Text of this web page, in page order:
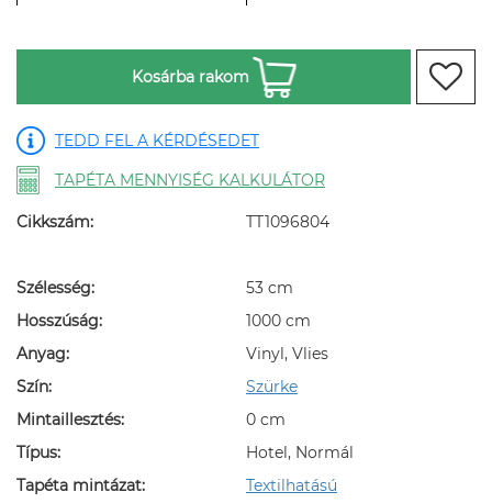
Kosárba rakom
TEDD FEL A KÉRDÉSEDET
TAPÉTA MENNYISÉG KALKULÁTOR
Cikkszám: TT1096804
Szélesség:
53 cm
Hosszúság:
1000 cm
Anyag:
Vinyl, Vlies
Szín:
Szürke
Mintaillesztés:
0 cm
Típus:
Hotel, Normál
Tapéta mintázat:
Textilhatású